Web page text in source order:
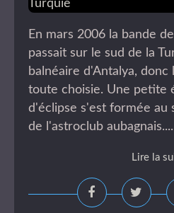
En mars 2006 la bande
passait sur le sud de la
balnéaire d'Antalya,
toute choisie. Une petite
d'éclipse s'est formée au
de l'astroclub aubagnais....
Lire la